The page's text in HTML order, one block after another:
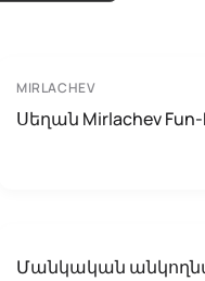
MIRLACHEV
Սեղան Mirlachev
Մանկական